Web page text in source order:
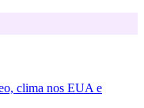
clima nos EUA e